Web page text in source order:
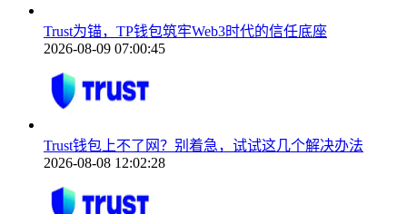
Trust为锚，TP钱包筑牢Web3时代的信任底座
2026-08-09 07:00:45
Trust钱包上不了网？别着急，试试这几个解决办法
2026-08-08 12:02:28